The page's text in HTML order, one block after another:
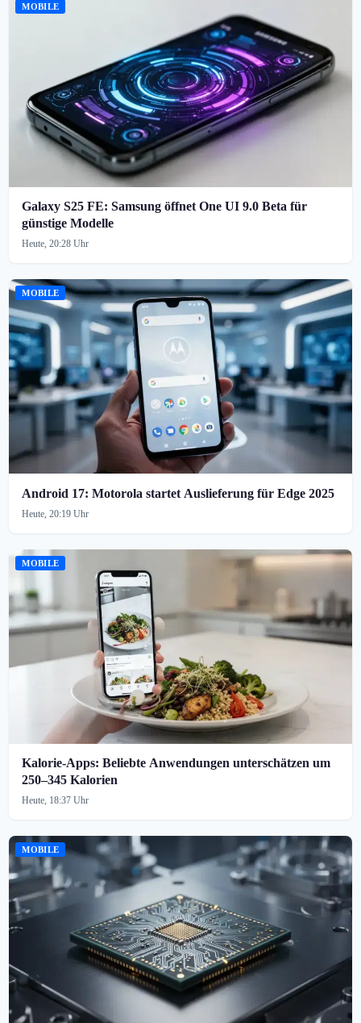
MOBILE
Galaxy S25 FE: Samsung öffnet One UI 9.0 Beta für
günstige Modelle
Heute, 20:28 Uhr
MOBILE
Android 17: Motorola startet Auslieferung für Edge 2025
Heute, 20:19 Uhr
MOBILE
Kalorie-Apps: Beliebte Anwendungen unterschätzen um
250–345 Kalorien
Heute, 18:37 Uhr
MOBILE